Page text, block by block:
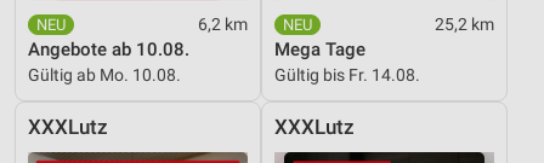
6,2 km
Angebote ab 10.08.
Gültig ab Mo. 10.08.
25,2 km
Mega Tage
Gültig bis Fr. 14.08.
XXXLutz XXXLutz